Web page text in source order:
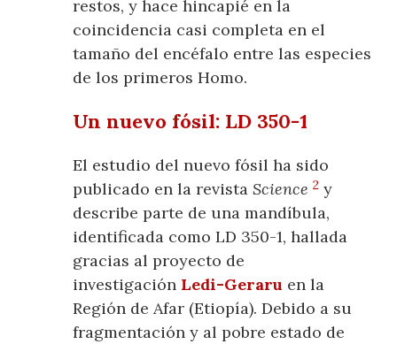
restos, y hace hincapié en la
coincidencia casi completa en el
tamaño del encéfalo entre las especies
de los primeros Homo.
Un nuevo fósil: LD 350-1
El estudio del nuevo fósil ha sido
publicado en la revistaScience2 y
describe parte de una mandíbula,
identificada como LD 350-1, hallada
gracias al proyecto de
investigación Ledi-Geraru en la
Región de Afar (Etiopía). Debido a su
fragmentación y al pobre estado de